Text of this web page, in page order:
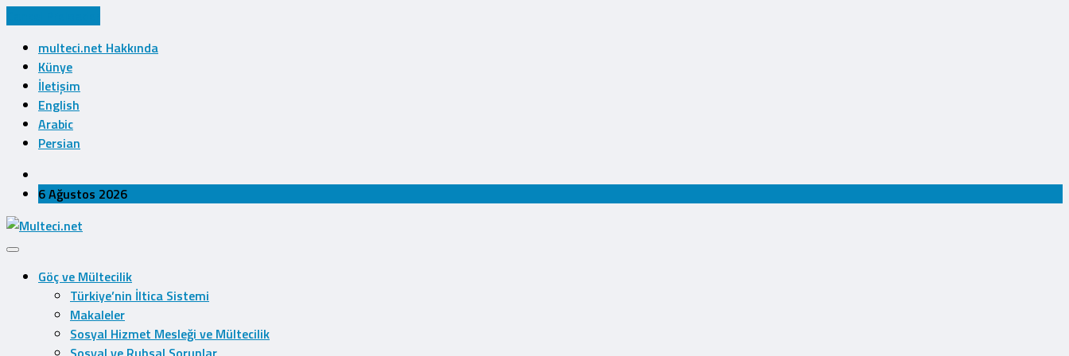
multeci.net Hakkında
Künye
İletişim
English
Arabic
Persian
6 Ağustos 2026
Göç ve Mültecilik
Türkiye’nin İltica Sistemi
Makaleler
Sosyal Hizmet Mesleği ve Mültecilik